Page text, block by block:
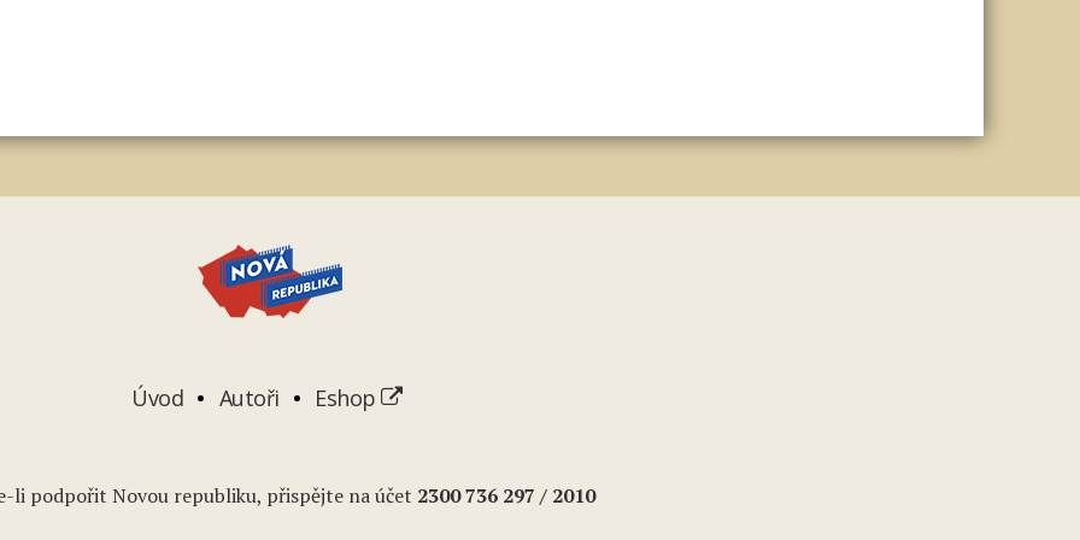
Úvod Autoři Eshop
li podpořit Novou republiku, přispějte na účet 2300 736 297 / 2010